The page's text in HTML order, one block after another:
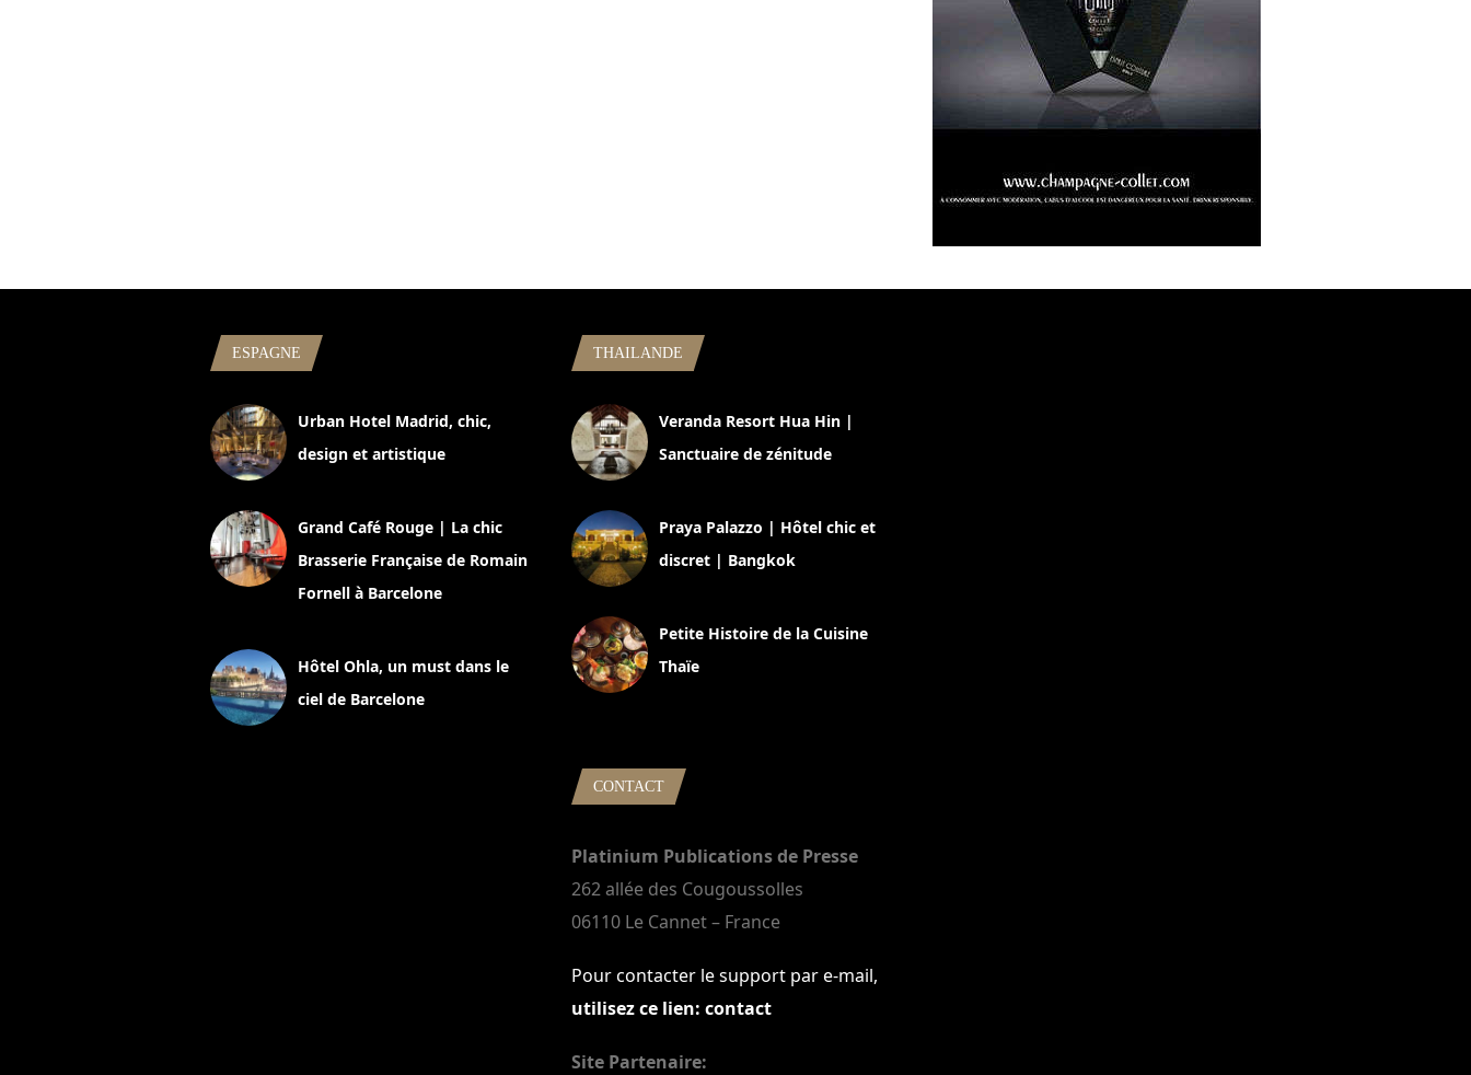
ESPAGNE
Urban Hotel Madrid, chic,
design et artistique
Grand Café Rouge | La chic
Brasserie Française de Romain
Fornell à Barcelone
Hôtel Ohla, un must dans le
ciel de Barcelone
THAILANDE
Veranda Resort Hua Hin |
Sanctuaire de zénitude
Praya Palazzo | Hôtel chic et
discret | Bangkok
Petite Histoire de la Cuisine
Thaïe
CONTACT
Platinium Publications de Presse
262 allée des Cougoussolles
06110 Le Cannet – France
Pour contacter le support par e-mail,
utilisez ce lien: contact
Site Partenaire: